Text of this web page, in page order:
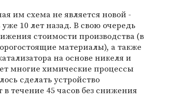
им схема не является новой -
10 лет назад. В свою очередь
стоимости производства (в
материалы), а также
на основе никеля и
многие химические процессы
сделать устройство
течение 45 часов без снижения